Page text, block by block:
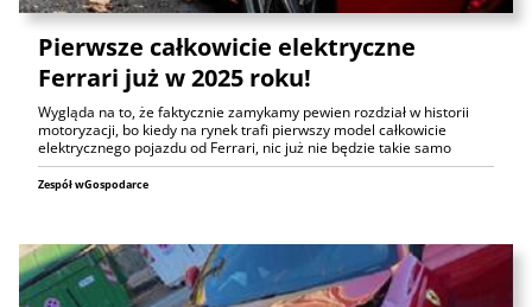
Pierwsze całkowicie elektryczne
Ferrari już w 2025 roku!
Wygląda na to, że faktycznie zamykamy pewien rozdział w historii
motoryzacji, bo kiedy na rynek trafi pierwszy model całkowicie
elektrycznego pojazdu od Ferrari, nic już nie będzie takie samo
Zespół wGospodarce